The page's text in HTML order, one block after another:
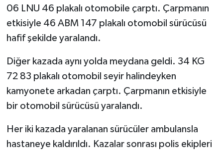
06 LNU 46 plakalı otomobile çarptı. Çarpmanın
etkisiyle 46 ABM 147 plakalı otomobil sürücüsü
hafif şekilde yaralandı.
Diğer kazada aynı yolda meydana geldi. 34 KG
72 83 plakalı otomobil seyir halindeyken
kamyonete arkadan çarptı. Çarpmanın etkisiyle
bir otomobil sürücüsü yaralandı.
Her iki kazada yaralanan sürücüler ambulansla
hastaneye kaldırıldı. Kazalar sonrası polis ekipleri
HABERDE İNSAN
İş Dünyası
Kadın